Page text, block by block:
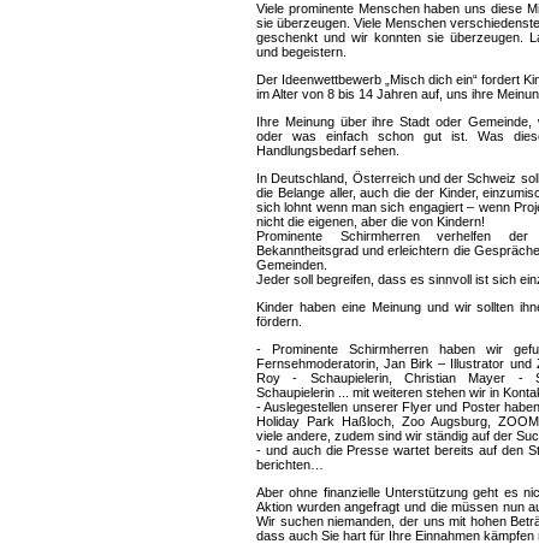
Viele prominente Menschen haben uns diese
sie überzeugen. Viele Menschen
geschenkt und wir konnten sie überzeugen.
und begeistern.
Der Ideenwettbewerb „Misch dich ein“ fordert
im Alter von 8 bis 14 Jahren auf, uns ihre
Ihre Meinung über ihre Stadt oder
oder was einfach schon gut ist. Was
Handlungsbedarf sehen.
In Deutschland, Österreich und der Schweiz
die Belange aller, auch die der Kinder,
sich lohnt wenn man sich engagiert – wenn
nicht die eigenen, aber die von Kindern!
Prominente Schirmherren verhelfen
Bekanntheitsgrad und erleichtern die
Gemeinden.
Jeder soll begreifen, dass es sinnvoll ist sich
Kinder haben eine Meinung und wir sollten
fördern.
- Prominente Schirmherren haben wir
Fernsehmoderatorin, Jan Birk – Illustrator und
Roy - Schaupielerin, Christian Mayer -
Schaupielerin ... mit weiteren stehen wir in
- Auslegestellen unserer Flyer und Poster
Holiday Park Haßloch, Zoo Augsburg,
viele andere, zudem sind wir ständig auf der
- und auch die Presse wartet bereits auf den
berichten…
Aber ohne finanzielle Unterstützung geht es
Aktion wurden angefragt und die müssen nun
Wir suchen niemanden, der uns mit hohen
dass auch Sie hart für Ihre Einnahmen kämpfen